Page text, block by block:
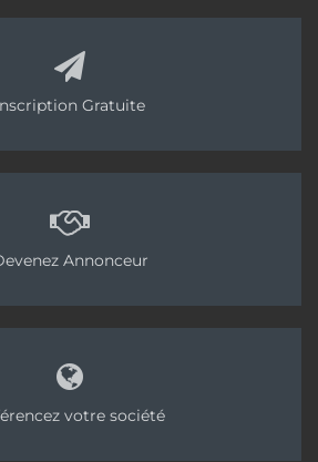
Gratuite
Annonceur
votre société